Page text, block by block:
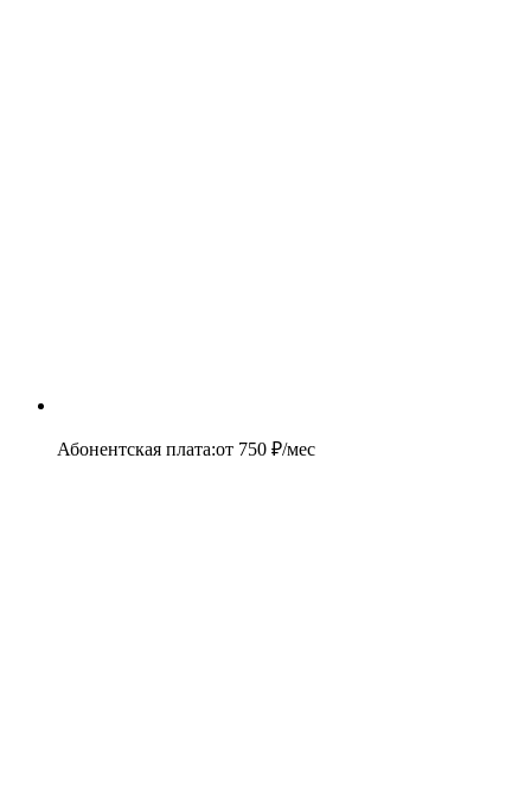
Абонентская плата:от 750 ₽/мес